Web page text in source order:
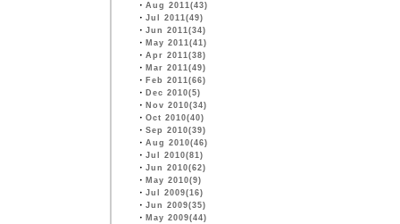
・ Aug 2011(43)
・ Jul 2011(49)
・ Jun 2011(34)
・ May 2011(41)
・ Apr 2011(38)
・ Mar 2011(49)
・ Feb 2011(66)
・ Dec 2010(5)
・ Nov 2010(34)
・ Oct 2010(40)
・ Sep 2010(39)
・ Aug 2010(46)
・ Jul 2010(81)
・ Jun 2010(62)
・ May 2010(9)
・ Jul 2009(16)
・ Jun 2009(35)
・ May 2009(44)